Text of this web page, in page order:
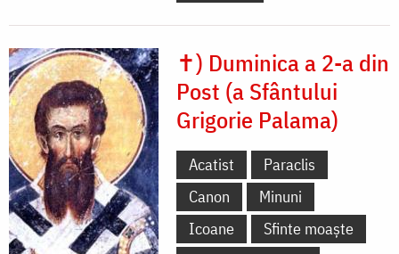
✝) Duminica a 2-a din
Post (a Sfântului
Grigorie Palama)
Acatist
Paraclis
Canon
Minuni
Icoane
Sfinte moaște